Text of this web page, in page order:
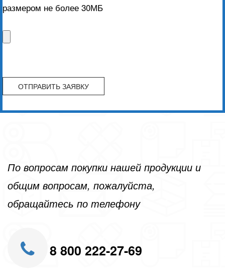
размером не более 30МБ
По вопросам покупки нашей продукции и
общим вопросам, пожалуйста,
обращайтесь по телефону
8 800 222-27-69